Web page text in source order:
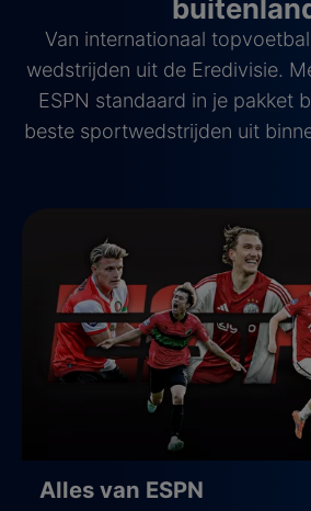
Van internationaal
wedstrijden uit de Eredivisie.
ESPN standaard in je pakket
beste sportwedstrijden uit
Alles van ESPN